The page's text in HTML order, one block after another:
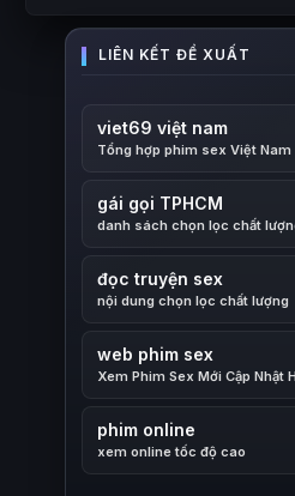
viet69 việt nam
Tổng hợp phim sex Việt Nam
gái gọi TPHCM
danh sách chọn lọc chất
đọc truyện sex
nội dung chọn lọc chất lượng
web phim sex
Xem Phim Sex Mới Cập Nhật
phim online
xem online tốc độ cao